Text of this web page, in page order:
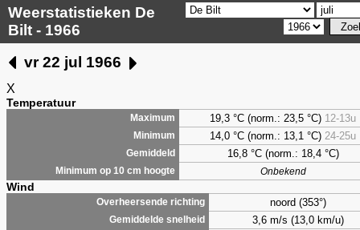
Weerstatistieken De
Bilt - 1966
vr 22 jul 1966
X
Temperatuur
Maximum 19,3 °C (norm.: 23,5 °C) 12-13u
Minimum 14,0 °C (norm.: 13,1 °C) 24-25u
Gemiddeld 16,8 °C (norm.: 18,4 °C)
Minimum op 10 cm hoogte Onbekend
Wind
Overheersende richting noord (353°)
Gemiddelde snelheid 3,6 m/s (13,0 km/u)